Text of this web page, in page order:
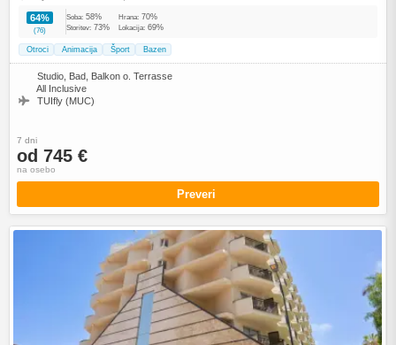
64%
(76)
Soba: 58% Hrana: 70%
Storitev: 73% Lokacija: 69%
Otroci Animacija Šport Bazen
Studio, Bad, Balkon o. Terrasse
All Inclusive
TUIfly (MUC)
7 dni
od 745 €
na osebo
Preveri